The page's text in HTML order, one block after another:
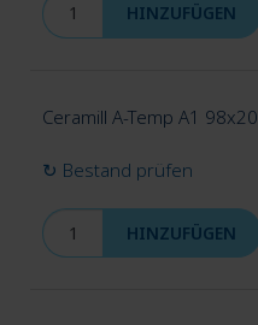
HINZUFÜGEN
Ceramill A-Temp A1 98x20
↻ Bestand prüfen
HINZUFÜGEN